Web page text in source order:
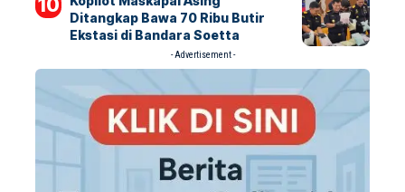
Ditangkap Bawa 70 Ribu Butir
Ekstasi di Bandara Soetta
- Advertisement -